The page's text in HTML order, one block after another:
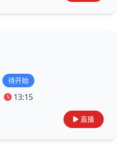
待开始
13:15
直播